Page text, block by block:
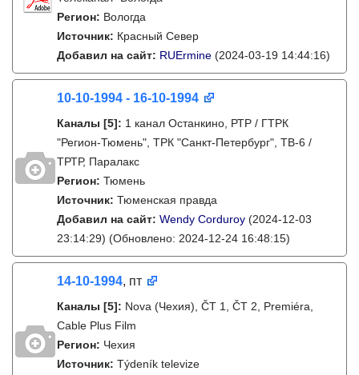
Регион: Вологда
Источник: Красный Север
Добавил на сайт: RUErmine (2024-03-19 14:44:16)
10-10-1994 - 16-10-1994
Каналы [5]: 1 канал Останкино, РТР / ГТРК
"Регион-Тюмень", ТРК "Санкт-Петербург", ТВ-6 /
ТРТР, Паралакс
Регион: Тюмень
Источник: Тюменская правда
Добавил на сайт: Wendy Corduroy (2024-12-03
23:14:29) (Обновлено: 2024-12-24 16:48:15)
14-10-1994, пт
Каналы [5]: Nova (Чехия), ČT 1, ČT 2, Premiéra,
Cable Plus Film
Регион: Чехия
Источник: Týdeník televize